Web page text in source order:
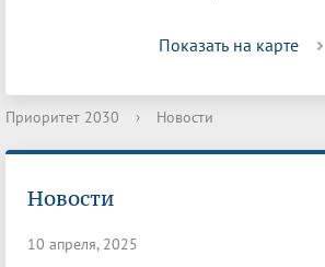
Показать на карте
Приоритет 2030 › Новости
Новости
10 апреля, 2025